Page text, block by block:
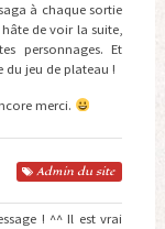
à chaque sortie
hâte de voir la suite,
personnages. Et
du jeu de plateau !
merci.
Admin du site
! ^^ Il est vrai